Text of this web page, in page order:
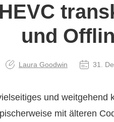
und
Laura Goodwin 31.
und weitgehend
mit älteren